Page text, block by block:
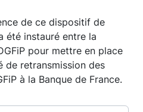
de ce dispositif de
été instauré entre la
pour mettre en place
de retransmission des
à la Banque de France.